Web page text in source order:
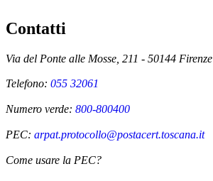
Contatti
Via del Ponte alle Mosse, 211 - 50144 Firenze
Telefono: 055 32061
Numero verde: 800-800400
PEC: arpat.protocollo@postacert.toscana.it
Come usare la PEC?